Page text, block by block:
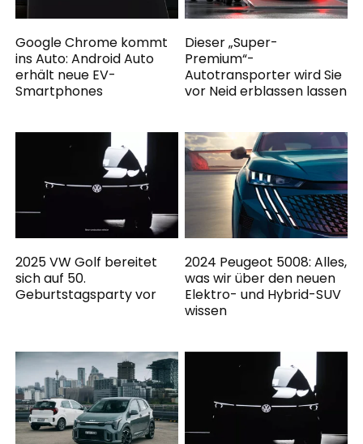
Google Chrome kommt
ins Auto: Android Auto
erhält neue EV-
Smartphones
Dieser „Super-
Premium“-
Autotransporter wird Sie
vor Neid erblassen lassen
2025 VW Golf bereitet
sich auf 50.
Geburtstagsparty vor
2024 Peugeot 5008: Alles,
was wir über den neuen
Elektro- und Hybrid-SUV
wissen